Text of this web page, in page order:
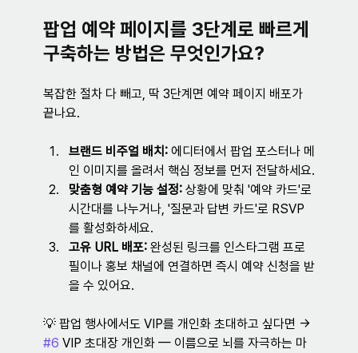
팝업 예약 페이지를 3단계로 빠르게
구축하는 방법은 무엇인가요?
복잡한 절차 다 빼고, 딱 3단계면 예약 페이지 배포가
끝나요.
브랜드 비주얼 배치: 에디터에서 팝업 포스터나 메
인 이미지를 올려서 핵심 정보를 먼저 전달하세요.
맞춤형 예약 기능 설정: 상황에 맞춰 '예약 카드'로
시간대를 나누거나, '질문과 답변 카드'로 RSVP
를 활성화하세요.
고유 URL 배포: 완성된 링크를 인스타그램 프로
필이나 홍보 채널에 연결하면 즉시 예약 신청을 받
을 수 있어요.
💡 팝업 행사에서도 VIP를 개인화 초대하고 싶다면 →
#6 VIP 초대장 개인화 — 이름으로 뇌를 자극하는 마